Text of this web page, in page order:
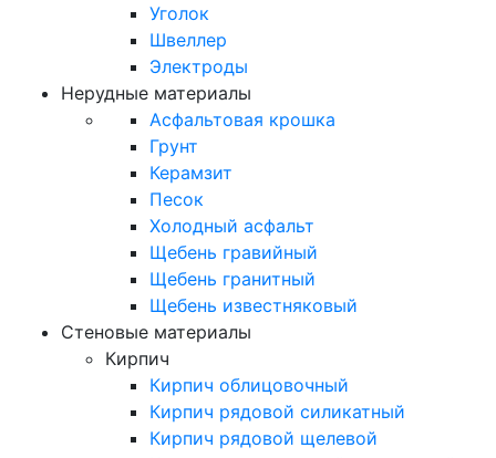
Уголок
Швеллер
Электроды
Нерудные материалы
Асфальтовая крошка
Грунт
Керамзит
Песок
Холодный асфальт
Щебень гравийный
Щебень гранитный
Щебень известняковый
Стеновые материалы
Кирпич
Кирпич облицовочный
Кирпич рядовой силикатный
Кирпич рядовой щелевой